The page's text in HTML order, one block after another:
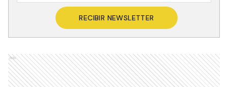
RECIBIR NEWSLETTER
Ads